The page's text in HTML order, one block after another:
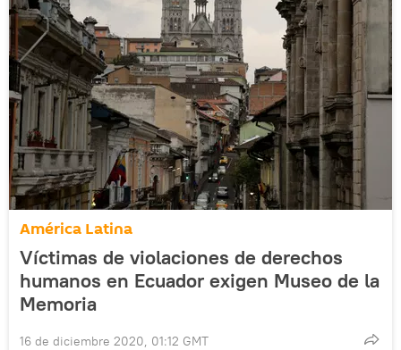
América Latina
Víctimas de violaciones de derechos
humanos en Ecuador exigen Museo de la
Memoria
16 de diciembre 2020, 01:12 GMT